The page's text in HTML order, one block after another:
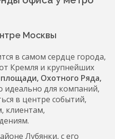
Москвы
в самом сердце города,
Кремля и крупнейших
Охотного Ряда,
идеально для компаний,
в центре событий,
клиентам,
Лубянки, с его